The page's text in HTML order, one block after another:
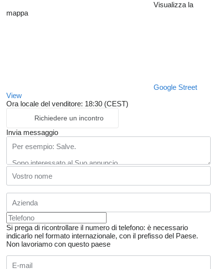
Visualizza la
mappa
Google Street
View
Ora locale del venditore: 18:30 (CEST)
Richiedere un incontro
Invia messaggio
Si prega di ricontrollare il numero di telefono: è necessario
indicarlo nel formato internazionale, con il prefisso del Paese.
Non lavoriamo con questo paese